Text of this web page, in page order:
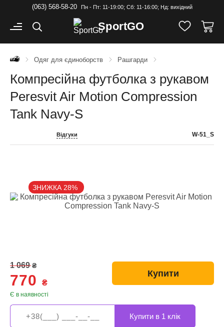
(063) 568-58-20 Пн - Пт: 11-19:00; Cб: 11-16:00; Нд: вихідний
SportGO
Одяг для єдиноборств Рашгарди
Компресійна футболка з рукавом
Peresvit Air Motion Compression
Tank Navy-S
Відгуки W-51_S
ЗНИЖКА 28%
1 069₴
770 ₴
Є в наявності
Купити